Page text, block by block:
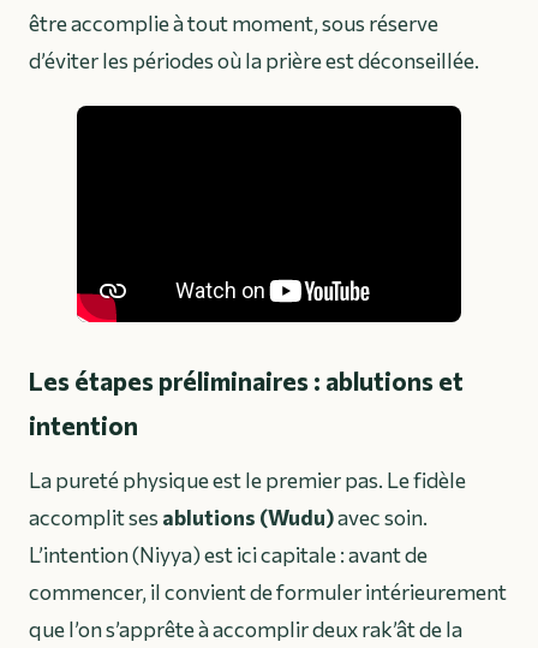
être accomplie à tout moment, sous réserve
d’éviter les périodes où la prière est déconseillée.
Les étapes préliminaires : ablutions et
intention
La pureté physique est le premier pas. Le fidèle
accomplit sesablutions (Wudu)avec soin.
L’intention (Niyya) est ici capitale : avant de
commencer, il convient de formuler intérieurement
que l’on s’apprête à accomplir deux rak’ât de la